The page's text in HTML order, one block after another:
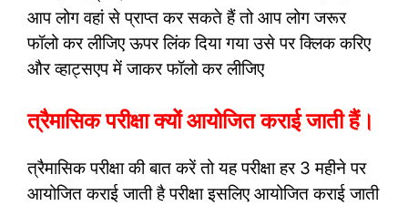
आप लोग वहां से प्राप्त कर सकते हैं तो आप लोग जरूर
फॉलो कर लीजिए ऊपर लिंक दिया गया उसे पर क्लिक करिए
और व्हाट्सएप में जाकर फॉलो कर लीजिए
त्रैमासिक परीक्षा क्यों आयोजित कराई जाती हैं।
त्रैमासिक परीक्षा की बात करें तो यह परीक्षा हर 3 महीने पर
आयोजित कराई जाती है परीक्षा इसलिए आयोजित कराई जाती